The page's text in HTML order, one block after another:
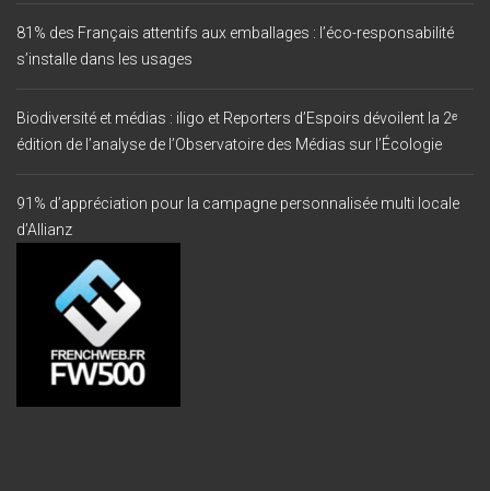
81% des Français attentifs aux emballages : l’éco-responsabilité
s’installe dans les usages
Biodiversité et médias : iligo et Reporters d’Espoirs dévoilent la 2ᵉ
édition de l’analyse de l’Observatoire des Médias sur l’Écologie
91% d’appréciation pour la campagne personnalisée multi locale
d’Allianz